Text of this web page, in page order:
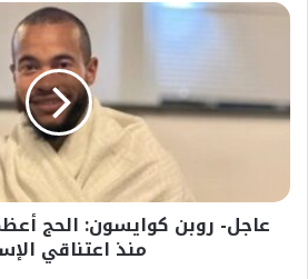
عاجل-
أعظم
تجربة
منذ
اعتناقي
عاجل- روبن كوايسون: الحج
منذ اعتناقي